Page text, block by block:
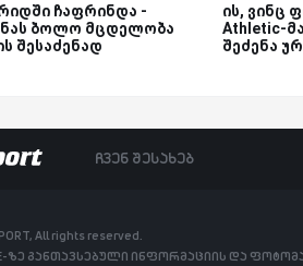
ჩაფრინდა -
ბოლო მცდელობა
შესაძენად
ის, ვინც
Athletic-
შეძენა
ჩვენ შესახებ
All rights reserved.
ზე განთავსებული ინფორმაციის და